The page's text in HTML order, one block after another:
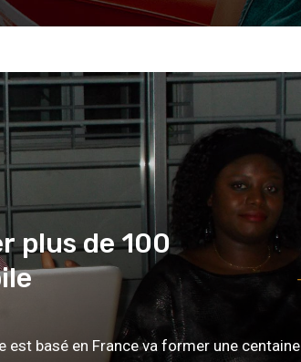
102
plus de 100
basé en France va former une centaine